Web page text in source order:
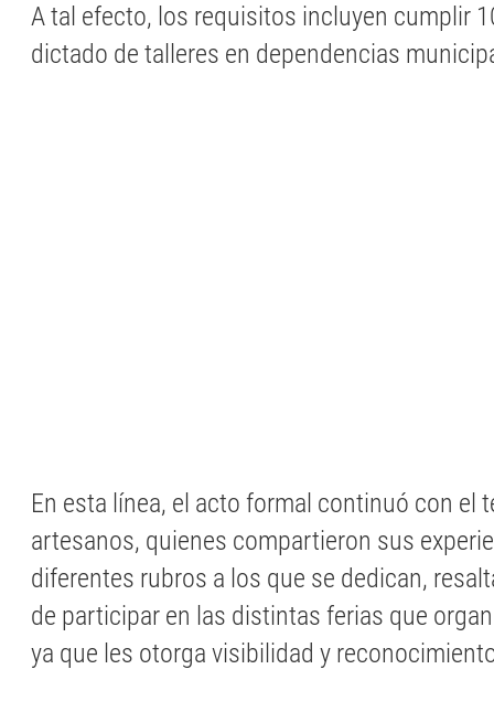
A tal efecto, los requisitos incluyen cumplir
dictado de talleres en dependencias
En esta línea, el acto formal continuó con el
artesanos, quienes compartieron sus
diferentes rubros a los que se dedican,
de participar en las distintas ferias que
ya que les otorga visibilidad y